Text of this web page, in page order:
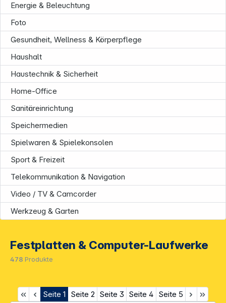
Energie & Beleuchtung
Foto
Gesundheit, Wellness & Körperpflege
Haushalt
Haustechnik & Sicherheit
Home-Office
Sanitäreinrichtung
Speichermedien
Spielwaren & Spielekonsolen
Sport & Freizeit
Telekommunikation & Navigation
Video / TV & Camcorder
Werkzeug & Garten
Festplatten & Computer-Laufwerke
478 Produkte
Seite 1 Seite 2 Seite 3 Seite 4 Seite 5
Informationen